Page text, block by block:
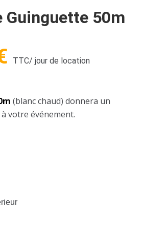
Guinguette 50m
TTC/ jour de location
(blanc chaud) donnera un
votre événement.